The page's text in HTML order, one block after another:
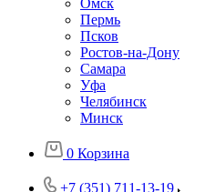
Омск
Пермь
Псков
Ростов-на-Дону
Самара
Уфа
Челябинск
Минск
0 Корзина
+7 (351) 711-13-19